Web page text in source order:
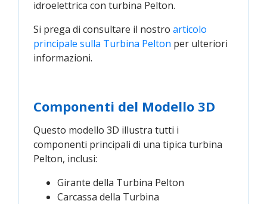
idroelettrica con turbina Pelton.
Si prega di consultare il nostro articolo
principale sulla Turbina Pelton per ulteriori
informazioni.
Componenti del Modello 3D
Questo modello 3D illustra tutti i
componenti principali di una tipica turbina
Pelton, inclusi:
Girante della Turbina Pelton
Carcassa della Turbina